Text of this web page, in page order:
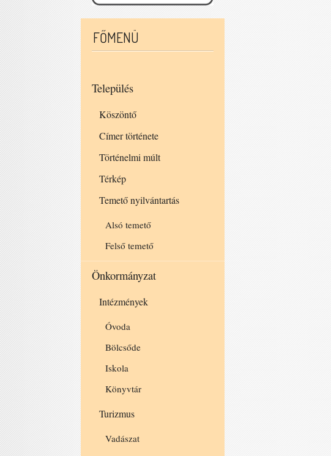
FŐMENÜ
Település
Köszöntő
Címer története
Történelmi múlt
Térkép
Temető nyilvántartás
Alsó temető
Felső temető
Önkormányzat
Intézmények
Óvoda
Bölcsőde
Iskola
Könyvtár
Turizmus
Vadászat